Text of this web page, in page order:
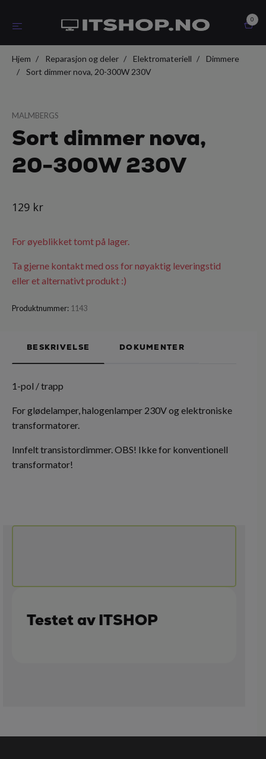
0
Hjem Reparasjon og deler Elektromateriell
Dimmere
Sort dimmer nova, 20-300W 230V
MALMBERGS
Sort dimmer nova,
20-300W 230V
129 kr
For øyeblikket tomt på lager.
Ta gjerne kontakt med oss for nøyaktig leveringstid
eller et alternativt produkt :)
Produktnummer: 1143
BESKRIVELSE DOKUMENTER
1-pol / trapp
For glødelamper, halogenlamper 230V og elektroniske
transformatorer.
Innfelt transistordimmer. OBS! Ikke for konventionell
transformator!
Testet av ITSHOP